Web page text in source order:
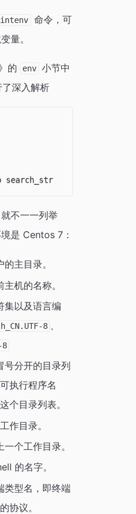
命令，可
量。
的 env 小节中
深入解析
$ env | grep search_str
不一一列举
是 Centos 7：
的主目录。
主机的名称。
集以及语言编
8
8
号分开的目录列
执行程序名
个目录列表。
作目录。
一个工作目录。
的名字。
类型名，即终端
协议。